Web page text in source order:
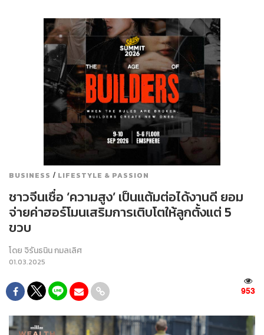
BUSINESS / LIFESTYLE & PASSION
ชาวจีนเชื่อ ‘ความสูง’ เป็นแต้มต่อได้งานดี ยอม
จ่ายค่าฮอร์โมนเสริมการเติบโตให้ลูกตั้งแต่ 5
ขวบ
โดย จิรันธนิน กมลเลิศ
01.03.2025
953